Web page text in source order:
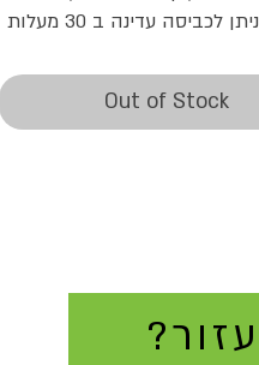
Out of Stock